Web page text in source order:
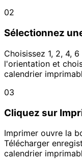
02
Sélectionnez
Choisissez 1, 2, 4,
l'orientation et
calendrier
03
Cliquez sur
Imprimer ouvre la
Télécharger
calendrier